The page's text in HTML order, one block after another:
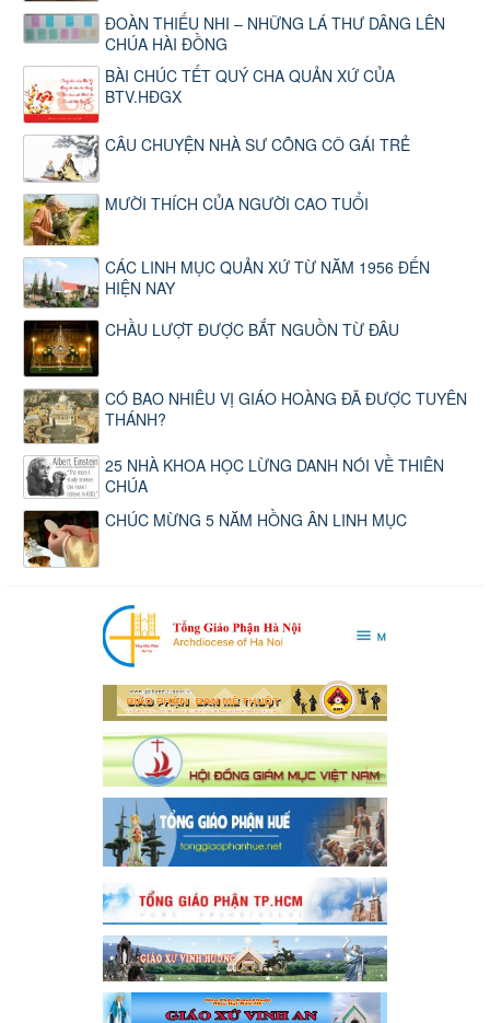
ĐOÀN THIẾU NHI – NHỮNG LÁ THƯ DÂNG LÊN
CHÚA HÀI ĐỒNG
BÀI CHÚC TẾT QUÝ CHA QUẢN XỨ CỦA
BTV.HĐGX
CÂU CHUYỆN NHÀ SƯ CÕNG CÔ GÁI TRẺ
MƯỜI THÍCH CỦA NGƯỜI CAO TUỔI
CÁC LINH MỤC QUẢN XỨ TỪ NĂM 1956 ĐẾN
HIỆN NAY
CHẦU LƯỢT ĐƯỢC BẮT NGUỒN TỪ ĐÂU
CÓ BAO NHIÊU VỊ GIÁO HOÀNG ĐÃ ĐƯỢC TUYÊN
THÁNH?
25 NHÀ KHOA HỌC LỪNG DANH NÓI VỀ THIÊN
CHÚA
CHÚC MỪNG 5 NĂM HỒNG ÂN LINH MỤC